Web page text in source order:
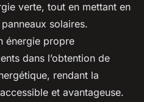
verte, tout en mettant en
solaires.
énergie propre
dans l’obtention de
rendant la
accessible et avantageuse.